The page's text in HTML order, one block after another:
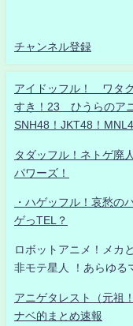
チャンネル登録
アイドッフル！ ワタ
すき！23 ひうらのア
SNH48！JKT48！
タダッフル！ネトゲ廃
パワーズ！
・ハゲッフル！哀愁の
ゲっTEL？
ロボットアニメ！メカ
非モテ星人 ！あらゆる
アニゲタレスト（元祖
ナベ的まとめ速報